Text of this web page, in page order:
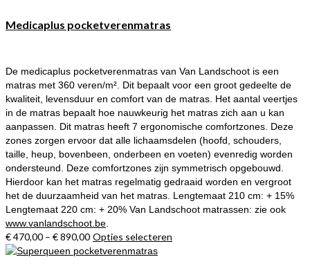
kan
gekozen
worden
op
de
productpagina
Medicaplus pocketverenmatras
De medicaplus pocketverenmatras van Van Landschoot is een
matras met 360 veren/m². Dit bepaalt voor een groot gedeelte de
kwaliteit, levensduur en comfort van de matras. Het aantal veertjes
in de matras bepaalt hoe nauwkeurig het matras zich aan u kan
aanpassen. Dit matras heeft 7 ergonomische comfortzones. Deze
zones zorgen ervoor dat alle lichaamsdelen (hoofd, schouders,
taille, heup, bovenbeen, onderbeen en voeten) evenredig worden
ondersteund. Deze comfortzones zijn symmetrisch opgebouwd.
Hierdoor kan het matras regelmatig gedraaid worden en vergroot
het de duurzaamheid van het matras. Lengtemaat 210 cm: + 15%
Lengtemaat 220 cm: + 20% Van Landschoot matrassen: zie ook
www.vanlandschoot.be
€470,00 – €890,00 Opties selecteren